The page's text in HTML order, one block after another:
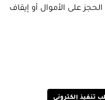
الحجز على الأموال أو إيقاف
تنفيذ إلكتروني